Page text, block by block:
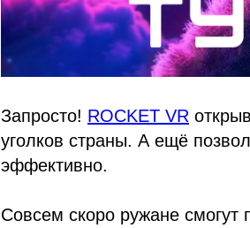
Запросто! ROCKET VR
уголков страны. А ещё
эффективно.
Совсем скоро ружане смогут